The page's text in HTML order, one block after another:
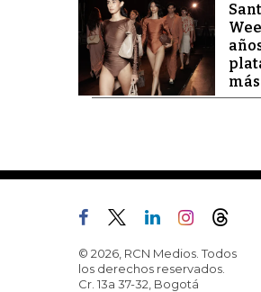
© 2026, RCN Medios. Todos
los derechos reservados.
Cr. 13a 37-32, Bogotá